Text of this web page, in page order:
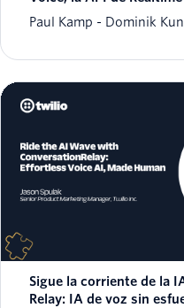
Paul Kamp
Dominik
Sigue la corriente de la
Relay: IA de voz sin